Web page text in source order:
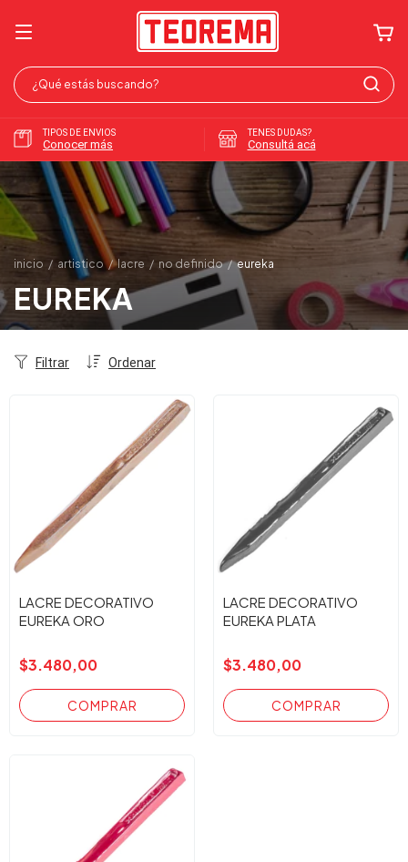
TIPOS DE ENVIOS
Conocer más
TENES DUDAS?
Consultá acá
inicio / artistico / lacre / no definido / eureka
EUREKA
Ordenar
Filtrar
LACRE DECORATIVO
EUREKA ORO
$3.480,00
LACRE DECORATIVO
EUREKA PLATA
$3.480,00